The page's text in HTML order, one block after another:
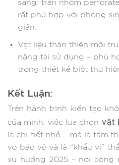
sáng: trần nhôm
rất phù hợp với phòng
giãn.
Vật liệu thân thiện môi
năng tái sử dụng – phù
trong thiết kế biệt thự
Kết Luận:
Trên hành trình kiến tạo
của mình, việc lựa chọn vật
là chi tiết nhỏ – mà là tấm
vỏ bảo vệ và là “khẩu vị”
xu hướng 2025 – nơi công